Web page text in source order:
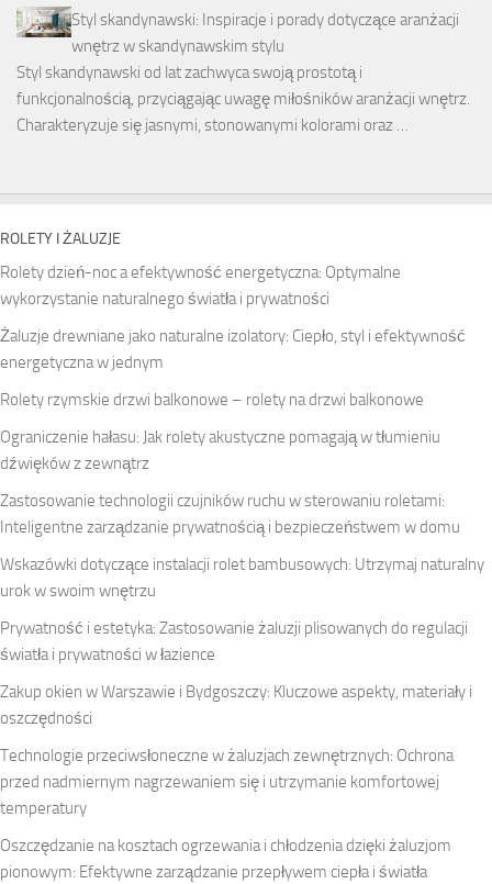
Styl skandynawski: Inspiracje i porady dotyczące aranżacji
wnętrz w skandynawskim stylu
Styl skandynawski od lat zachwyca swoją prostotą i
funkcjonalnością, przyciągając uwagę miłośników aranżacji wnętrz.
Charakteryzuje się jasnymi, stonowanymi kolorami oraz …
ROLETY I ŻALUZJE
Rolety dzień-noc a efektywność energetyczna: Optymalne
wykorzystanie naturalnego światła i prywatności
Żaluzje drewniane jako naturalne izolatory: Ciepło, styl i efektywność
energetyczna w jednym
Rolety rzymskie drzwi balkonowe – rolety na drzwi balkonowe
Ograniczenie hałasu: Jak rolety akustyczne pomagają w tłumieniu
dźwięków z zewnątrz
Zastosowanie technologii czujników ruchu w sterowaniu roletami:
Inteligentne zarządzanie prywatnością i bezpieczeństwem w domu
Wskazówki dotyczące instalacji rolet bambusowych: Utrzymaj naturalny
urok w swoim wnętrzu
Prywatność i estetyka: Zastosowanie żaluzji plisowanych do regulacji
światła i prywatności w łazience
Zakup okien w Warszawie i Bydgoszczy: Kluczowe aspekty, materiały i
oszczędności
Technologie przeciwsłoneczne w żaluzjach zewnętrznych: Ochrona
przed nadmiernym nagrzewaniem się i utrzymanie komfortowej
temperatury
Oszczędzanie na kosztach ogrzewania i chłodzenia dzięki żaluzjom
pionowym: Efektywne zarządzanie przepływem ciepła i światła